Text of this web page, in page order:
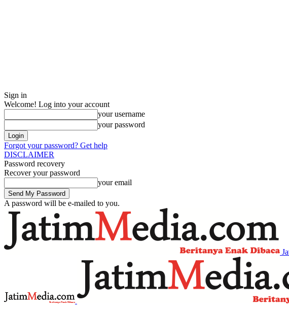
Sign in
Welcome! Log into your account
your username
your password
Forgot your password? Get help
DISCLAIMER
Password recovery
Recover your password
your email
A password will be e-mailed to you.